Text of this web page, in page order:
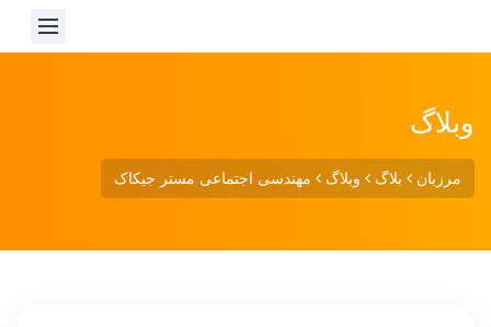
وبلاگ
مرزبان بلاگ وبلاگ مهندسی اجتماعی مستر جیکاک